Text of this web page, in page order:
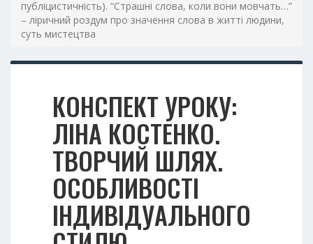
публіцистичність). “Страшні слова, коли вони мовчать…”
– ліричний роздум про значення слова в житті людини,
суть мистецтва
КОНСПЕКТ УРОКУ:
ЛІНА КОСТЕНКО.
ТВОРЧИЙ ШЛЯХ.
ОСОБЛИВОСТІ
ІНДИВІДУАЛЬНОГО